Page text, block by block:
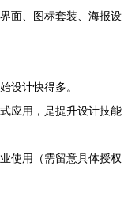
面、图标套装、海报设
设计快得多。
应用，是提升设计技能
使用（需留意具体授权